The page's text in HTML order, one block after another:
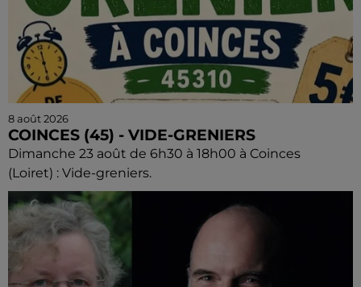
8 août 2026
COINCES (45) - VIDE-GRENIERS
Dimanche 23 août de 6h30 à 18h00 à Coinces
(Loiret) : Vide-greniers.